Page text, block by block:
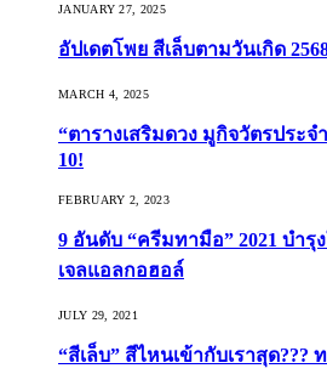
JANUARY 27, 2025
อัปเดตโพย สีเล็บตามวันเกิด
MARCH 4, 2025
“ตารางเสริมดวง มูกิจวัตรประจ
10!
FEBRUARY 2, 2023
9 อันดับ “ครีมทามือ” 2021 บำรุ
เจลแอลกอฮอล์
JULY 29, 2021
“สีเล็บ” สีไหนเข้ากับเราสุด???